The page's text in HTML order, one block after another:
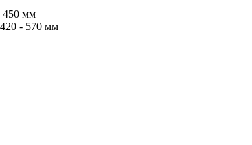
мм
- 570 мм